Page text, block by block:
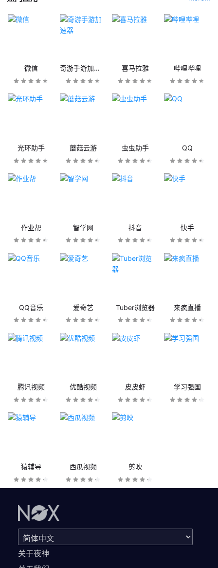
微信 奇游手游加速器 喜马拉雅 哔哩哔哩
光环助手 蘑菇云游 虫虫助手 QQ
作业帮 智学网 抖音 快手
QQ音乐 爱奇艺 Tuber浏览器 来疯直播
腾讯视频 优酷视频 皮皮虾 学习强国
猿辅导 西瓜视频 剪映
关于夜神